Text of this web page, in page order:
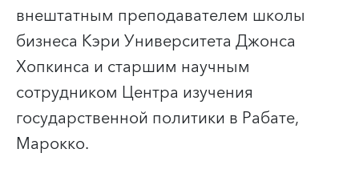
внештатным преподавателем школы
бизнеса Кэри Университета Джонса
Хопкинса и старшим научным
сотрудником Центра изучения
государственной политики в Рабате,
Марокко.